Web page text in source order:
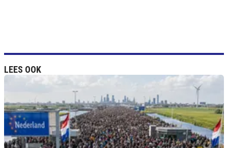
LEES OOK